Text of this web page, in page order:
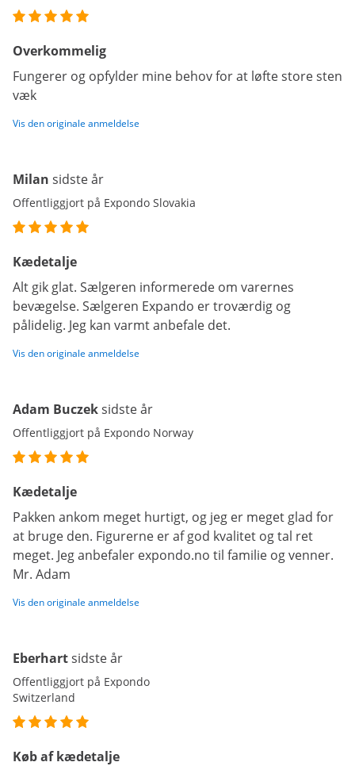
Overkommelig
Fungerer og opfylder mine behov for at løfte store sten
væk
Vis den originale anmeldelse
Milan sidste år
Offentliggjort på Expondo Slovakia
Kædetalje
Alt gik glat. Sælgeren informerede om varernes
bevægelse. Sælgeren Expando er troværdig og
pålidelig. Jeg kan varmt anbefale det.
Vis den originale anmeldelse
Adam Buczeksidste år
Offentliggjort på Expondo Norway
Kædetalje
Pakken ankom meget hurtigt, og jeg er meget glad for
at bruge den. Figurerne er af god kvalitet og tal ret
meget. Jeg anbefaler expondo.no til familie og venner.
Mr. Adam
Vis den originale anmeldelse
Eberhartsidste år
Offentliggjort på Expondo
Switzerland
Køb af kædetalje